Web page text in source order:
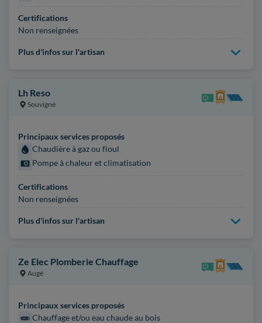
Certifications
Non renseignées
Plus d'infos sur l'artisan
Lh Reso
Souvigné
Principaux services proposés
Chaudière à gaz ou fioul
Pompe à chaleur et climatisation
Certifications
Non renseignées
Plus d'infos sur l'artisan
Ze Elec Plomberie Chauffage
Augé
Principaux services proposés
Chauffage et/ou eau chaude au bois